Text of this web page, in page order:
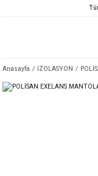
Anasayfa İZOLASYON